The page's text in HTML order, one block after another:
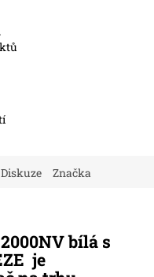
Diskuze Značka
bílá s
je